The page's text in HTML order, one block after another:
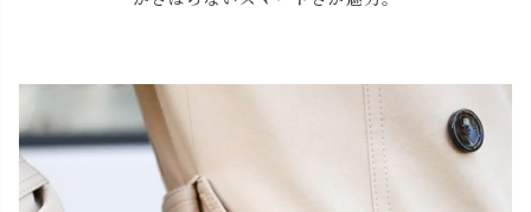
(
須
)
名入れ文字はご購入手続きの途中に出てくる「通信欄」に
ご記入ください。
色